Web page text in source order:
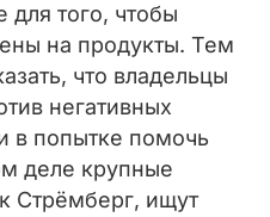
того, чтобы
на продукты. Тем
что владельцы
негативных
в попытке помочь
деле крупные
Стрёмберг, ищут